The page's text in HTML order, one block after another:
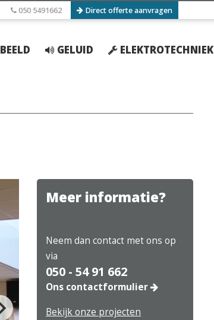
050 5491662 Direct offerte aanvragen
BEELD GELUID ELEKTROTECHNIEK
Meer informatie?
Neem dan contact met ons op
via
050 - 54 91 662
Ons contactformulier
Bekijk onze projecten